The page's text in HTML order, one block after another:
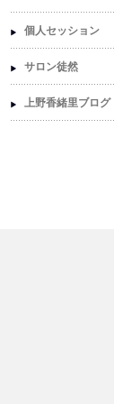
個人セッション
サロン徒然
上野香緒里ブログ